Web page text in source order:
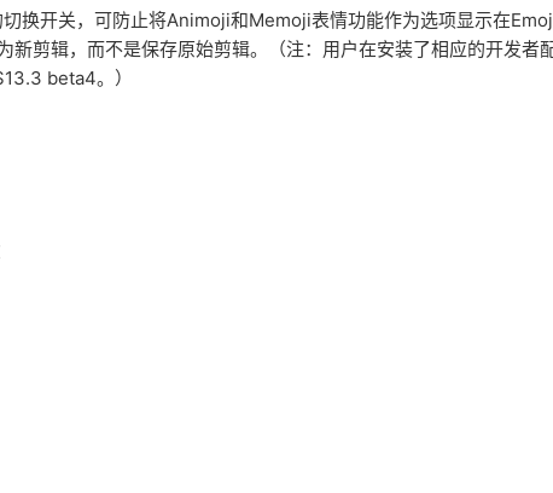
换开关，可防止将Animoji和Memoji表情功能作为选项显示在
剪辑，而不是保存原始剪辑。（注：用户在安装了相应的开发者
beta4。）